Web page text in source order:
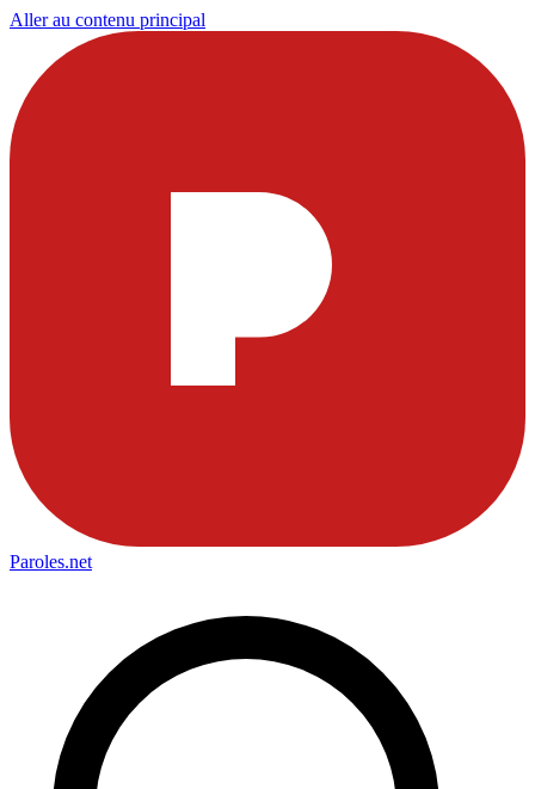
Aller au contenu principal
Paroles.net